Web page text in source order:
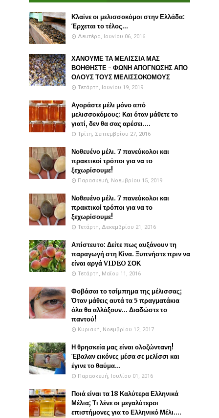
Κλαίνε οι μελισσοκόμοι στην Ελλάδα:
Έρχεται το τέλος...
Δευτέρα, Ιουνίου 06, 2016
ΧΑΝΟΥΜΕ ΤΑ ΜΕΛΙΣΣΙΑ ΜΑΣ
ΒΟΗΘΗΣΤΕ - ΦΩΝΗ ΑΠΟΓΝΩΣΗΣ ΑΠΟ
ΟΛΟΥΣ ΤΟΥΣ ΜΕΛΙΣΣΟΚΟΜΟΥΣ
Τετάρτη, Ιουνίου 19, 2019
Αγοράστε μέλι μόνο από
μελισσοκόμους: Και όταν μάθετε το
γιατί, δεν θα σας αρέσει....
Τρίτη, Σεπτεμβρίου 27, 2016
Νοθευένο μέλι. 7 πανεύκολοι και
πρακτικοί τρόποι για να το
ξεχωρίσουμε!
Παρασκευή, Νοεμβρίου 15, 2019
Νοθευένο μέλι. 7 πανεύκολοι και
πρακτικοί τρόποι για να το
ξεχωρίσουμε!
Τετάρτη, Δεκεμβρίου 21, 2016
Απίστευτο: Δείτε πως αυξάνουν τη
παραγωγή στη Κίνα. Ξυπνήστε πριν να
είναι αργά VIDEO ΣΟΚ
Τετάρτη, Μαΐου 11, 2016
Φοβάσαι το τσίμπημα της μέλισσας;
Όταν μάθεις αυτά τα 5 πραγματάκια
όλα θα αλλάξουν... Διαδώστε το
παντού!
Κυριακή, Νοεμβρίου 12, 2017
Η θρησκεία μας είναι ολοζώντανη!
Έβαλαν εικόνες μέσα σε μελίσσι και
έγινε το θαύμα...
Παρασκευή, Ιουλίου 01, 2016
Ποιά είναι τα 18 Καλύτερα Ελληνικά
Μέλια; Τι λένε οι μεγαλύτεροι
επιστήμονες για το Ελληνικό Μέλι....